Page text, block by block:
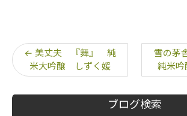
ブログ検索
← 美丈夫 『舞』 純
米大吟醸 しずく媛
雪の
純米